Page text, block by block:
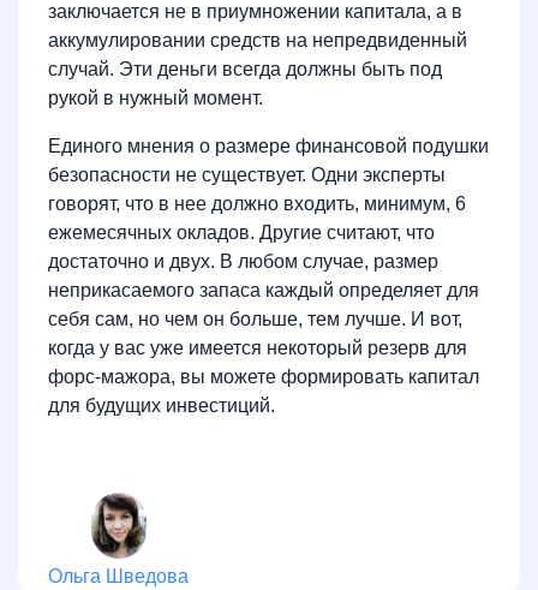
заключается не в приумножении капитала, а в
аккумулировании средств на непредвиденный
случай. Эти деньги всегда должны быть под
рукой в нужный момент.
Единого мнения о размере финансовой подушки
безопасности не существует. Одни эксперты
говорят, что в нее должно входить, минимум, 6
ежемесячных окладов. Другие считают, что
достаточно и двух. В любом случае, размер
неприкасаемого запаса каждый определяет для
себя сам, но чем он больше, тем лучше. И вот,
когда у вас уже имеется некоторый резерв для
форс-мажора, вы можете формировать капитал
для будущих инвестиций.
Ольга Шведова